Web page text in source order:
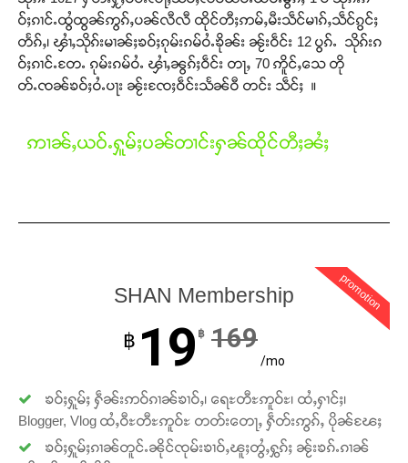
ဝ်ႈၵၢင်ႉထွႆထွၼ်ဢွၵ်ႇပၼ်လီလီ ထိုင်တီႈဢမ်ႇမီးသဵင်မၢၵ်ႇသဵင်ၵွင်ႈ
တႅၵ်ႇ၊ ၾၢႆႇသိုၵ်းမၢၼ်ႈၶဝ်ႈၵုမ်းၵမ်ဝႆႉၶိုၼ်း ၼႂ်းဝဵင်း 12 ပွၵ်ႉ သိုၵ်းၵ
ဝ်ႈၵၢင်ႉတႄႉ ၵုမ်းၵမ်ဝႆႉ ၾၢႆႇၼွၵ်ႈဝဵင်း တႃႇ 70 ဢိူင်ႇသေ တို
တ်ႉၸၼ်ၶဝ်ႈဝႆႉပႃး ၼႂ်းၸႄႈဝဵင်းသႅၼ်ဝီ တင်း သဵင်ႈ ။
ဢၢၼ်ႇယဝ်ႉႁူမ်ႈပၼ်တၢင်းႁၼ်ထိုင်တီႈၼႆႈ
promotion
SHAN Membership
฿ 19 ฿ 169
/mo
ၶဝ်ႈႁူမ်ႈ ႁဵၼ်းဢဝ်ၵၢၼ်ၶၢဝ်ႇ၊ ရေႊတီႊဢူဝ်ႊ၊ ထႆႇႁၢင်ႈ၊
Blogger, Vlog ထႆႇဝီႊတီႊဢူဝ်ႊ တတ်းတေႃႇ ႁဵတ်းဢွၵ်ႇ ပိုၼ်ၽႄႈ
ၶဝ်ႈႁူမ်ႈၵၢၼ်တူင်ႉၼိုင်ၸုမ်းၶၢဝ်ႇၽူႈတွႆႇႁွၵ်ႈ ၼႂ်းၶၵ်ႉၵၢၼ်